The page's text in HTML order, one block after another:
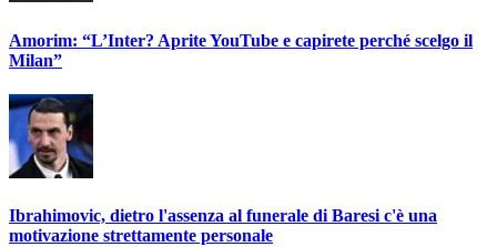
Amorim: “L’Inter? Aprite YouTube e capirete perché scelgo il
Milan”
Ibrahimovic, dietro l'assenza al funerale di Baresi c'è una
motivazione strettamente personale